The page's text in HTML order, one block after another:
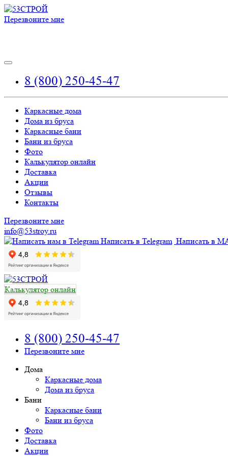
Перезвоните мне
8 (800) 250-45-47
Каркасные дома
Дома из бруса
Каркасные бани
Бани из бруса
Фото
Калькулятор онлайн
Доставка
Акции
Отзывы
Контакты
Перезвоните мне
info@53stroy.ru
Написать в Telegram Написать в
Калькулятор онлайн
8 (800) 250-45-47
Перезвоните мне
Дома
Каркасные дома
Дома из бруса
Бани
Каркасные бани
Бани из бруса
Фото
Доставка
Акции